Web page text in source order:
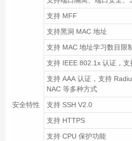
安全特性
支持 MFF
支持黑洞 MAC 地址
支持 MAC 地址学习数目限
支持 IEEE 802.1x 认证，
支持 AAA 认证，支持
NAC 等多种方式
支持 SSH V2.0
支持 HTTPS
支持 CPU 保护功能